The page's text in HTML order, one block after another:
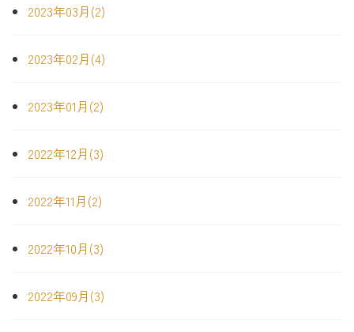
2023年03月(2)
2023年02月(4)
2023年01月(2)
2022年12月(3)
2022年11月(2)
2022年10月(3)
2022年09月(3)